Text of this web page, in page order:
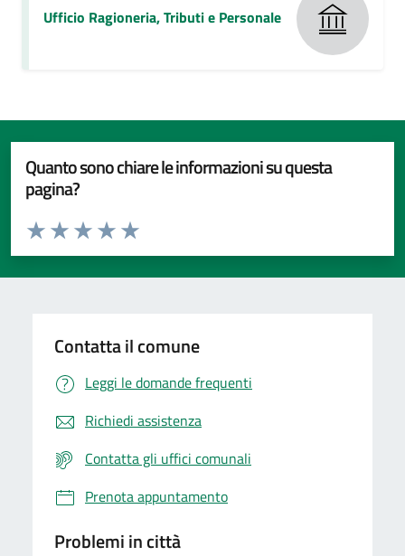
Ufficio Ragioneria, Tributi e Personale
Quanto sono chiare le informazioni su questa
pagina?
Valuta da 1 a 5 stelle la pagina
Valuta 5 stelle su 5
Valuta 4 stelle su 5
Valuta 3 stelle su 5
Valuta 2 stelle su 5
Valuta 1 stelle su 5
Contatta il comune
Leggi le domande frequenti
Richiedi assistenza
Contatta gli uffici comunali
Prenota appuntamento
Problemi in città